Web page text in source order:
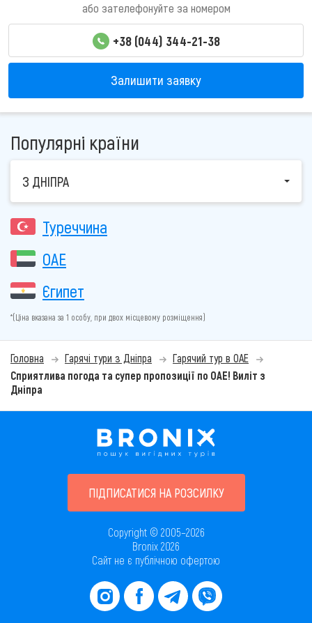
або зателефонуйте за номером
+38 (044) 344-21-38
Залишити заявку
Популярні країни
З ДНІПРА
Туреччина
ОАЕ
Єгипет
*(Ціна вказана за 1 особу, при двох місцевому розміщення)
Головна Гарячі тури з Дніпра
Гарячий тур в ОАЕ
Сприятлива погода та супер пропозиції по ОАЕ! Виліт з
Дніпра
ПІДПИСАТИСЯ НА РОЗСИЛКУ
Copyright © 2005–2026
Bronix 2026
Сайт не є публічною офертою